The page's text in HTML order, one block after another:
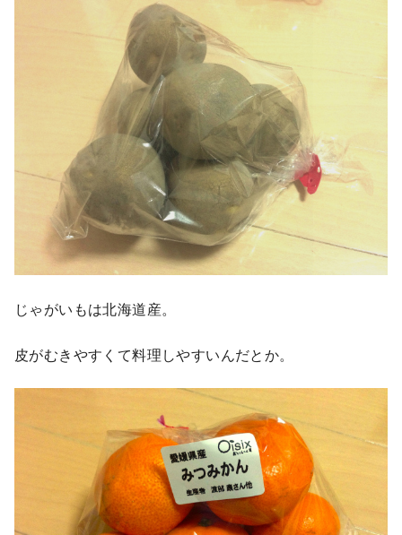
じゃがいもは北海道産。
皮がむきやすくて料理しやすいんだとか。